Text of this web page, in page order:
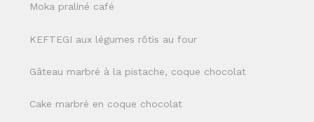
Moka praliné café
KEFTEGI aux légumes rôtis au four
Gâteau marbré à la pistache, coque chocolat
Cake marbré en coque chocolat